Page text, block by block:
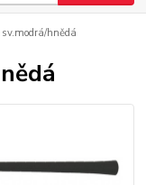
hnědá